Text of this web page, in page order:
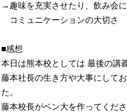
→趣味を充実させたり、飲み会
コミュニケーションの大切さ
■感想
本日は熊本校としては 最後の講
藤本社長の生き方や大事にして
た。
藤本校長がベン大を作ってくだ